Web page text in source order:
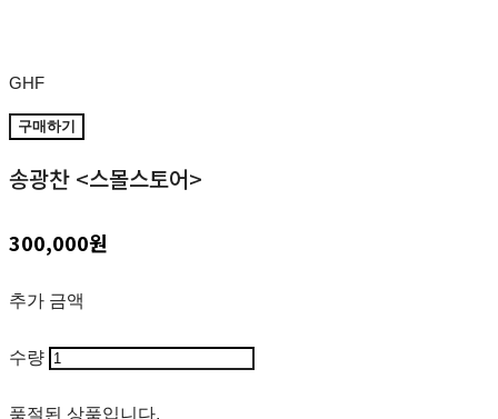
GHF
구매하기
송광찬 <스몰스토어>
300,000원
추가 금액
수량
품절된 상품입니다.